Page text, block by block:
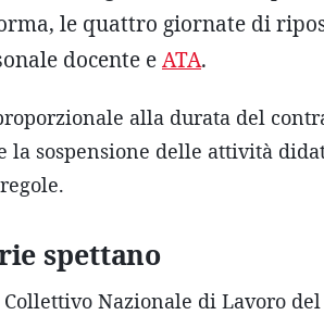
le quattro giornate di
docente eATA.
alla durata del
la sospensione delle attività
spettano
Nazionale di Lavoro